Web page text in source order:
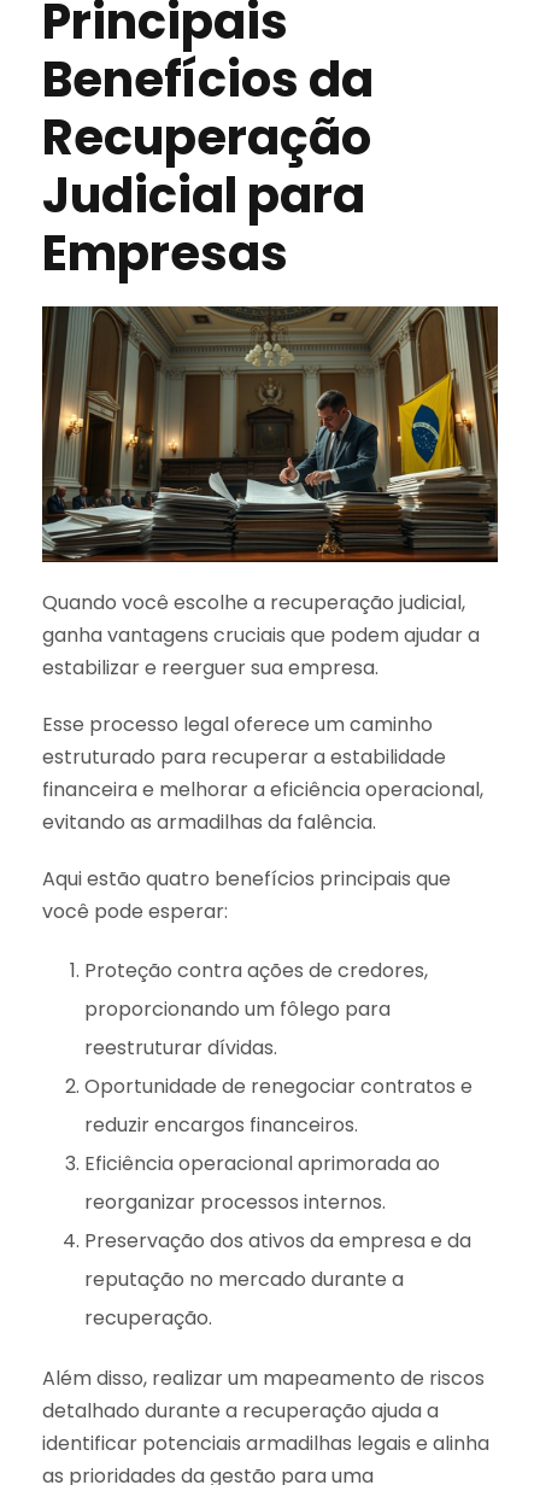
Principais
Benefícios da
Recuperação
Judicial para
Empresas
Quando você escolhe a recuperação judicial,
ganha vantagens cruciais que podem ajudar a
estabilizar e reerguer sua empresa.
Esse processo legal oferece um caminho
estruturado para recuperar a estabilidade
financeira e melhorar a eficiência operacional,
evitando as armadilhas da falência.
Aqui estão quatro benefícios principais que
você pode esperar:
Proteção contra ações de credores,
proporcionando um fôlego para
reestruturar dívidas.
Oportunidade de renegociar contratos e
reduzir encargos financeiros.
Eficiência operacional aprimorada ao
reorganizar processos internos.
Preservação dos ativos da empresa e da
reputação no mercado durante a
recuperação.
Além disso, realizar um mapeamento de riscos
detalhado durante a recuperação ajuda a
identificar potenciais armadilhas legais e alinha
as prioridades da gestão para uma